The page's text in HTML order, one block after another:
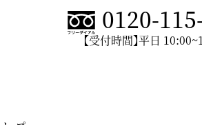
0120-
【受付時間】平日